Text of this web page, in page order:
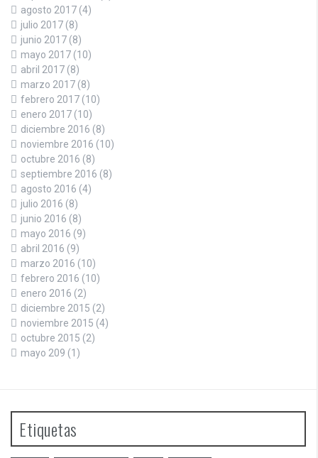
agosto 2017 (4)
julio 2017 (8)
junio 2017 (8)
mayo 2017 (10)
abril 2017 (8)
marzo 2017 (8)
febrero 2017 (10)
enero 2017 (10)
diciembre 2016 (8)
noviembre 2016 (10)
octubre 2016 (8)
septiembre 2016 (8)
agosto 2016 (4)
julio 2016 (8)
junio 2016 (8)
mayo 2016 (9)
abril 2016 (9)
marzo 2016 (10)
febrero 2016 (10)
enero 2016 (2)
diciembre 2015 (2)
noviembre 2015 (4)
octubre 2015 (2)
mayo 209 (1)
Etiquetas